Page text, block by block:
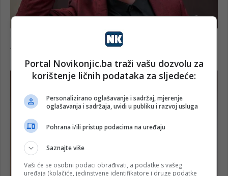
Portal Novikonjic.ba traži vašu dozvolu za
korištenje ličnih podataka za sljedeće:
Personalizirano oglašavanje i sadržaj, mjerenje
oglašavanja i sadržaja, uvidi u publiku i razvoj usluga
Pohrana i/ili pristup podacima na uređaju
Saznajte više
Vaši će se osobni podaci obrađivati, a podatke s vašeg
uređaja (kolačiće, jedinstvene identifikatore i druge podatke